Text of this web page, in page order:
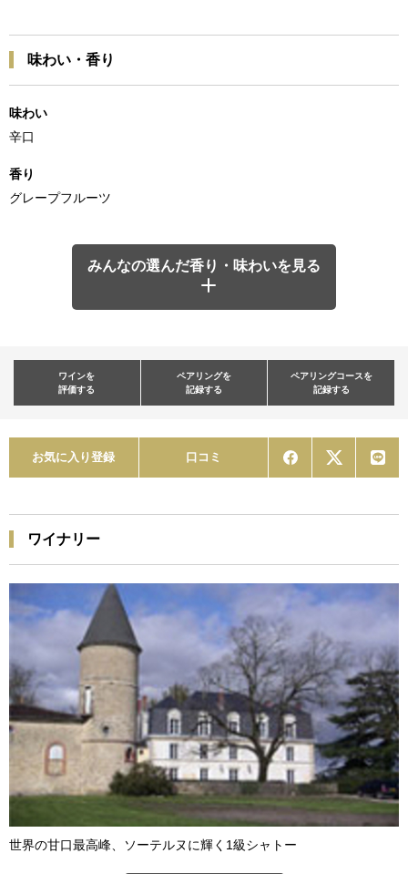
味わい・香り
味わい
辛口
香り
グレープフルーツ
みんなの選んだ香り・味わいを見る
ワインを
評価する
ペアリングを
記録する
ペアリングコースを
記録する
お気に入り登録 口コミ
ワイナリー
世界の甘口最高峰、ソーテルヌに輝く1級シャトー